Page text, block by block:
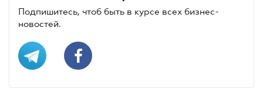
Подпишитесь, чтоб быть в курсе всех бизнес-
новостей.